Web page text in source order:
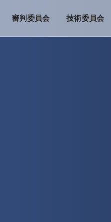
審判委員会 技術委員会